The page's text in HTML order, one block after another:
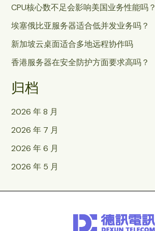
CPU核心数不足会影响美国业务性能吗？
埃塞俄比亚服务器适合低并发业务吗？
新加坡云桌面适合多地远程协作吗
香港服务器在安全防护方面要求高吗？
归档
2026 年 8 月
2026 年 7 月
2026 年 6 月
2026 年 5 月